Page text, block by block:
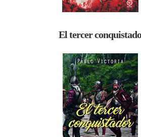
El tercer